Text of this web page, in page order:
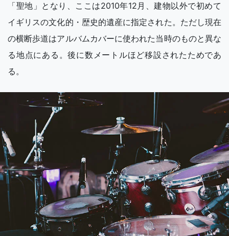
「聖地」となり、ここは2010年12月、建物以外で初めて
イギリスの文化的・歴史的遺産に指定された。ただし現在
の横断歩道はアルバムカバーに使われた当時のものと異な
る地点にある。後に数メートルほど移設されたためであ
る。